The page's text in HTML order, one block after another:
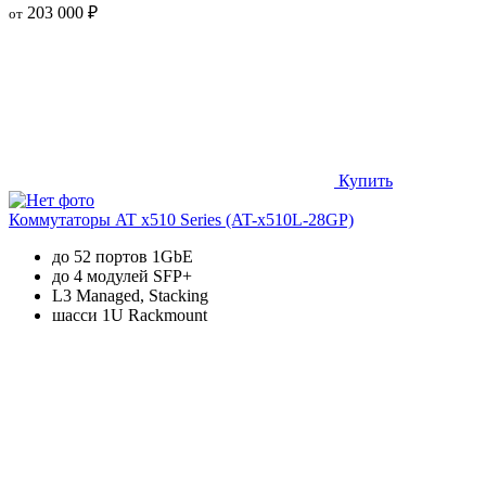
от 203 000 ₽
Купить
Коммутаторы AT x510 Series (AT-x510L-28GP)
до 52 портов 1GbE
до 4 модулей SFP+
L3 Managed, Stacking
шасси 1U Rackmount